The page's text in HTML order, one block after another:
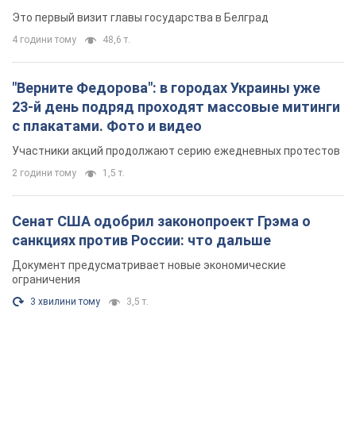
Это первый визит главы государства в Белград
4 години тому 48,6 т.
"Верните Федорова": в городах Украины уже
23-й день подряд проходят массовые митинги
с плакатами. Фото и видео
Участники акций продолжают серию ежедневных протестов
2 години тому 1,5 т.
Сенат США одобрил законопроект Грэма о
санкциях против России: что дальше
Документ предусматривает новые экономические
ограничения
3 хвилини тому 3,5 т.